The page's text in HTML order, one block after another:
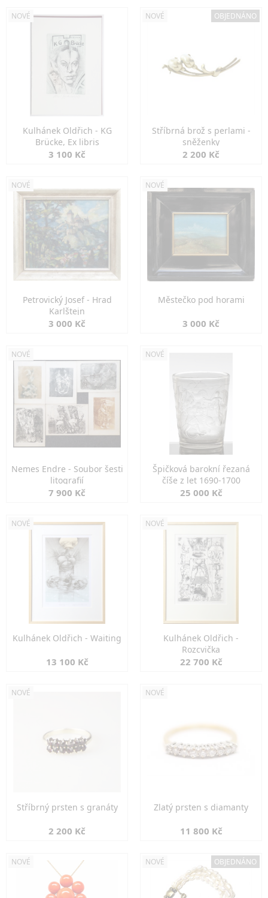
NOVÉ
Kulhánek Oldřich - KG
Brücke, Ex libris
3 100 Kč
NOVÉ OBJEDNÁNO
Stříbrná brož s perlami -
sněženky
2 200 Kč
NOVÉ
Petrovický Josef - Hrad
Karlštejn
3 000 Kč
NOVÉ
Městečko pod horami
3 000 Kč
NOVÉ
Nemes Endre - Soubor šesti
litografií
7 900 Kč
NOVÉ
Špičková barokní řezaná
číše z let 1690-1700
25 000 Kč
NOVÉ
Kulhánek Oldřich - Waiting
13 100 Kč
NOVÉ
Kulhánek Oldřich -
Rozcvička
22 700 Kč
NOVÉ
Stříbrný prsten s granáty
2 200 Kč
NOVÉ
Zlatý prsten s diamanty
11 800 Kč
NOVÉ NOVÉ OBJEDNÁNO